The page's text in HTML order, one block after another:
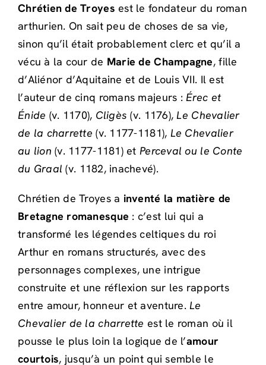
Chrétien de Troyes est le fondateur du roman
arthurien. On sait peu de choses de sa vie,
sinon qu’il était probablement clerc et qu’il a
vécu à la cour de Marie de Champagne, fille
d’Aliénor d’Aquitaine et de Louis VII. Il est
l’auteur de cinq romans majeurs :Érec et
Énide (v. 1170), Cligès (v. 1176),Le Chevalier
de la charrette (v. 1177-1181), Le Chevalier
au lion (v. 1177-1181) etPerceval ou le Conte
du Graal (v. 1182, inachevé).
Chrétien de Troyes a inventé la matière de
Bretagne romanesque : c’est lui qui a
transformé les légendes celtiques du roi
Arthur en romans structurés, avec des
personnages complexes, une intrigue
construite et une réflexion sur les rapports
entre amour, honneur et aventure.Le
Chevalier de la charrette est le roman où il
pousse le plus loin la logique de l’amour
courtois, jusqu’à un point qui semble le